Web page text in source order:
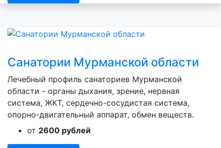
Санатории Мурманской области
Лечебный профиль санаториев Мурманской
области - органы дыхания, зрение, нервная
система, ЖКТ, сердечно-сосудистая система,
опорно-двигательный аппарат, обмен веществ.
от 2600 рублей